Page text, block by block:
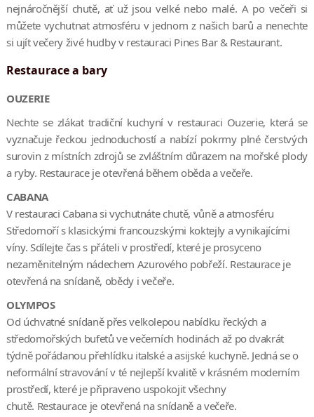
nejnáročnější chutě, ať už jsou velké nebo malé. A po večeři si
můžete vychutnat atmosféru v jednom z našich barů a nenechte
si ujít večery živé hudby v restauraci Pines Bar & Restaurant.
Restaurace a bary
OUZERIE
Nechte se zlákat tradiční kuchyní v restauraci Ouzerie, která se
vyznačuje řeckou jednoduchostí a nabízí pokrmy plné čerstvých
surovin z místních zdrojů se zvláštním důrazem na mořské plody
a ryby. Restaurace je otevřená během oběda a večeře.
CABANA
V restauraci Cabana si vychutnáte chutě, vůně a atmosféru
Středomoří s klasickými francouzskými koktejly a vynikajícími
víny. Sdílejte čas s přáteli v prostředí, které je prosyceno
nezaměnitelným nádechem Azurového pobřeží. Restaurace je
otevřená na snídaně, obědy i večeře.
OLYMPOS
Od úchvatné snídaně přes velkolepou nabídku řeckých a
středomořských bufetů ve večerních hodinách až po dvakrát
týdně pořádanou přehlídku italské a asijské kuchyně. Jedná se o
neformální stravování v té nejlepší kvalitě v krásném moderním
prostředí, které je připraveno uspokojit všechny
chutě. Restaurace je otevřená na snídaně a večeře.